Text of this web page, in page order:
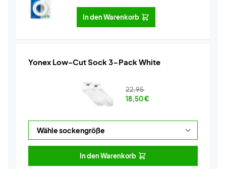
In den Warenkorb
Yonex Low-Cut Sock 3-Pack White
22,95
18,50€
In den Warenkorb